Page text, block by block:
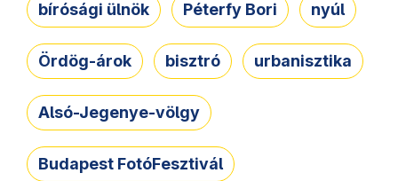
bírósági ülnök Péterfy Bori nyúl
Ördög-árok bisztró urbanisztika
Alsó-Jegenye-völgy
Budapest FotóFesztivál